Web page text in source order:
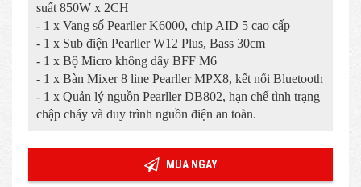
suất 850W x 2CH
- 1 x Vang số Pearller K6000, chip AID 5 cao cấp
- 1 x Sub điện Pearller W12 Plus, Bass 30cm
- 1 x Bộ Micro không dây BFF M6
- 1 x Bàn Mixer 8 line Pearller MPX8, kết nối Bluetooth
- 1 x Quản lý nguồn Pearller DB802, hạn chế tình trạng
chập cháy và duy trình nguồn điện an toàn.
MUA NGAY